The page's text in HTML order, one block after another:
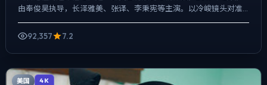
由奉俊昊执导，长泽雅美、张译、李秉宪等主演。以冷峻镜头对准
92,357
7.2
美国 4K